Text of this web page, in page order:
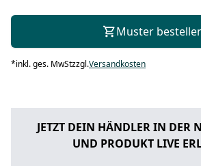
Muster
*inkl. ges. MwStzzgl.Versandkosten
JETZT DEIN HÄNDLER IN DER
UND PRODUKT LIVE